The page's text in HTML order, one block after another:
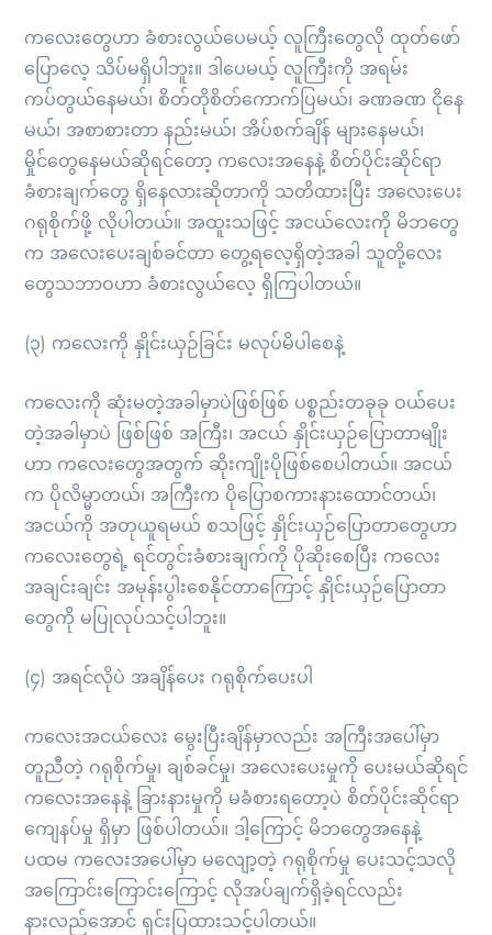
ကလေးတွေဟာ ခံစားလွယ်ပေမယ့် လူကြီးတွေလို ထုတ်ဖော်
ပြောလေ့ သိပ်မရှိပါဘူး။ ဒါပေမယ့် လူကြီးကို အရမ်း
ကပ်တွယ်နေမယ်၊ စိတ်တိုစိတ်ကောက်ပြမယ်၊ ခဏခဏ ငိုနေ
မယ်၊ အစာစားတာ နည်းမယ်၊ အိပ်စက်ချိန် များနေမယ်၊
မှိုင်တွေနေမယ်ဆိုရင်တော့ ကလေးအနေနဲ့ စိတ်ပိုင်းဆိုင်ရာ
ခံစားချက်တွေ ရှိနေလားဆိုတာကို သတိထားပြီး အလေးပေး
ဂရုစိုက်ဖို့ လိုပါတယ်။ အထူးသဖြင့် အငယ်လေးကို မိဘတွေ
က အလေးပေးချစ်ခင်တာ တွေ့ရလေ့ရှိတဲ့အခါ သူတို့လေး
တွေသဘာဝဟာ ခံစားလွယ်လေ့ ရှိကြပါတယ်။
(၃) ကလေးကို နှိုင်းယှဉ်ခြင်း မလုပ်မိပါစေနဲ့
ကလေးကို ဆုံးမတဲ့အခါမှာပဲဖြစ်ဖြစ် ပစ္စည်းတခုခု ဝယ်ပေး
တဲ့အခါမှာပဲ ဖြစ်ဖြစ် အကြီး၊ အငယ် နှိုင်းယှဉ်ပြောတာမျိုး
ဟာ ကလေးတွေအတွက် ဆိုးကျိုးပိုဖြစ်စေပါတယ်။ အငယ်
က ပိုလိမ္မာတယ်၊ အကြီးက ပိုပြောစကားနားထောင်တယ်၊
အငယ်ကို အတုယူရမယ် စသဖြင့် နှိုင်းယှဉ်ပြောတာတွေဟာ
ကလေးတွေရဲ့ ရင်တွင်းခံစားချက်ကို ပိုဆိုးစေပြီး ကလေး
အချင်းချင်း အမုန်းပွါးစေနိုင်တာကြောင့် နှိုင်းယှဉ်ပြောတာ
တွေကို မပြုလုပ်သင့်ပါဘူး။
(၄) အရင်လိုပဲ အချိန်ပေး ဂရုစိုက်ပေးပါ
ကလေးအငယ်လေး မွေးပြီးချိန်မှာလည်း အကြီးအပေါ်မှာ
တူညီတဲ့ ဂရုစိုက်မှု၊ ချစ်ခင်မှု၊ အလေးပေးမှုကို ပေးမယ်ဆိုရင်
ကလေးအနေနဲ့ ခြားနားမှုကို မခံစားရတော့ပဲ စိတ်ပိုင်းဆိုင်ရာ
ကျေနပ်မှု ရှိမှာ ဖြစ်ပါတယ်။ ဒါ့ကြောင့် မိဘတွေအနေနဲ့
ပထမ ကလေးအပေါ်မှာ မလျော့တဲ့ ဂရုစိုက်မှု ပေးသင့်သလို
အကြောင်းကြောင်းကြောင့် လိုအပ်ချက်ရှိခဲ့ရင်လည်း
နားလည်အောင် ရှင်းပြထားသင့်ပါတယ်။